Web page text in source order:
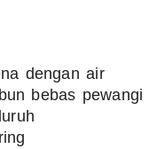
dengan air
bebas pewangi